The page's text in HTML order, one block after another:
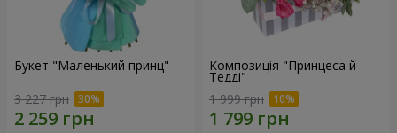
Букет "Маленький принц"
3 227 грн
Композиція "Принцеса й
Тедді"
1 999 грн